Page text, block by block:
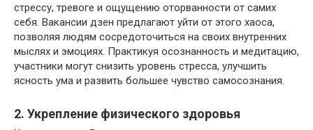
стрессу, тревоге и ощущению оторванности от самих
себя. Вакансии дзен предлагают уйти от этого хаоса,
позволяя людям сосредоточиться на своих внутренних
мыслях и эмоциях. Практикуя осознанность и медитацию,
участники могут снизить уровень стресса, улучшить
ясность ума и развить большее чувство самосознания.
2. Укрепление физического здоровья